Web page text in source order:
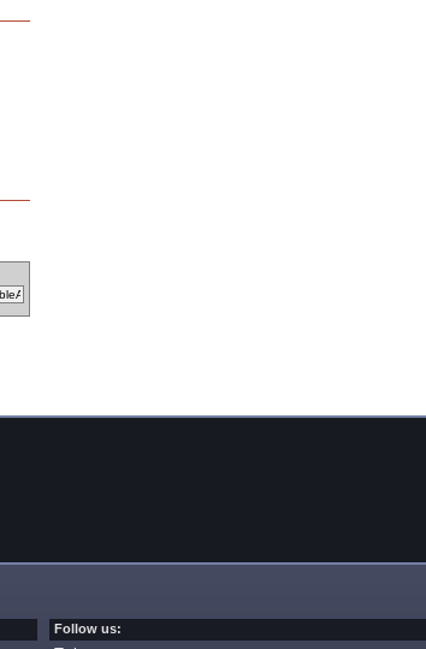
Follow us: